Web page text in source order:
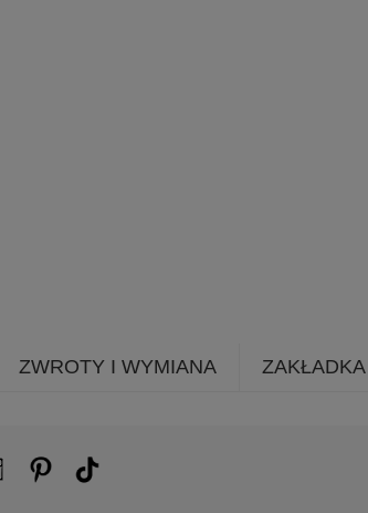
ZWROTY I WYMIANA